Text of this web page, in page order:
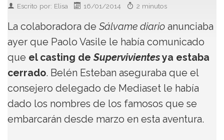
Escrito por: Elisa 16/01/2014 2 minutos
La colaboradora de Sálvame diario anunciaba
ayer que Paolo Vasile le había comunicado
que el casting de Supervivientesya estaba
cerrado. Belén Esteban aseguraba que el
consejero delegado de Mediaset le había
dado los nombres de los famosos que se
embarcarán desde marzo en esta aventura.